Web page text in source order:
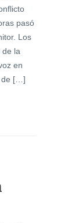
pasó
Los
de la
en
de […]